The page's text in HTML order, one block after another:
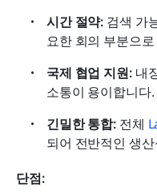
시간 절약: 검색 가
요한 회의 부분으
국제 협업 지원: 내
소통이 용이합니다.
긴밀한 통합: 전체
되어 전반적인 생
단점: